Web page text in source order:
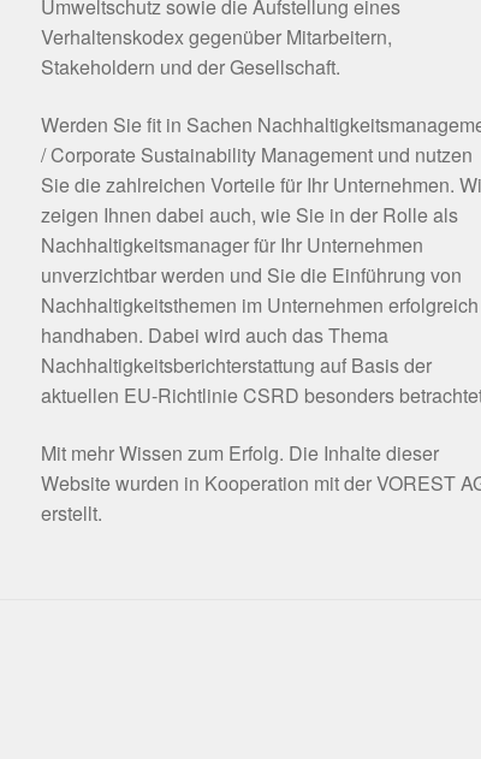
Umweltschutz sowie die Aufstellung eines
Verhaltenskodex gegenüber Mitarbeitern,
Stakeholdern und der Gesellschaft.
Werden Sie fit in Sachen
/ Corporate Sustainability Management und nutzen
Sie die zahlreichen Vorteile für Ihr Unternehmen.
zeigen Ihnen dabei auch, wie Sie in der Rolle als
Nachhaltigkeitsmanager für Ihr Unternehmen
unverzichtbar werden und Sie die Einführung von
Nachhaltigkeitsthemen im Unternehmen erfolgreich
handhaben. Dabei wird auch das Thema
Nachhaltigkeitsberichterstattung auf Basis der
aktuellen EU-Richtlinie CSRD besonders
Mit mehr Wissen zum Erfolg. Die Inhalte dieser
Website wurden in Kooperation mit der VOREST
erstellt.